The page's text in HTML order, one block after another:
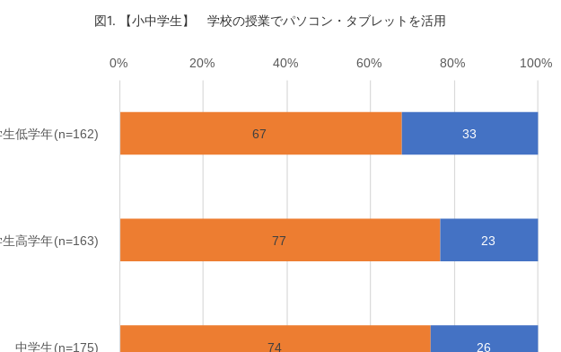
図1. 【小中学生】 学校の授業でパソコン・タブレットを活用